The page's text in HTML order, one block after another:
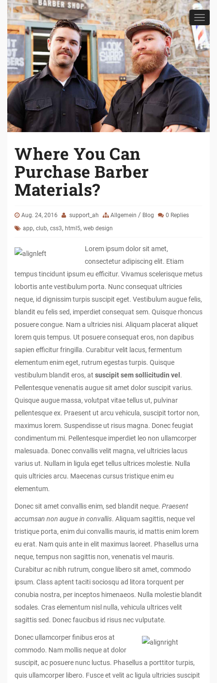
Where You Can
Purchase Barber
Materials?
Aug. 24, 2016 support_ah Allgemein / Blog
0 Replies
app, club, css3, html5, web design
Lorem ipsum dolor sit amet,
consectetur adipiscing elit. Etiam
tempus tincidunt ipsum eu efficitur. Vivamus scelerisque metus
lobortis ante vestibulum porta. Nunc consequat ultricies
neque, id dignissim turpis suscipit eget. Vestibulum augue felis,
blandit eu felis sed, imperdiet consequat sem. Quisque rhoncus
posuere congue. Nam a ultricies nisi. Aliquam placerat aliquet
lorem quis tempus. Ut posuere consequat eros, non dapibus
sapien efficitur fringilla. Curabitur velit lacus, fermentum
elementum enim eget, rutrum egestas turpis. Quisque
vestibulum blandit eros, at suscipit sem sollicitudin vel .
Pellentesque venenatis augue sit amet dolor suscipit varius.
Quisque augue massa, volutpat vitae tellus ut, pulvinar
pellentesque ex. Praesent ut arcu vehicula, suscipit tortor non,
maximus lorem. Suspendisse ut risus magna. Donec feugiat
condimentum mi. Pellentesque imperdiet leo non ullamcorper
malesuada. Donec convallis velit magna, vel ultricies lacus
varius ut. Nullam in ligula eget tellus ultrices molestie. Nulla
quis ultricies arcu. Maecenas cursus tristique enim eu
elementum.
Donec sit amet convallis enim, sed blandit neque. Praesent
accumsan non augue in convallis. Aliquam sagittis, neque vel
tristique porta, enim dui convallis mauris, id mattis enim lorem
eu erat. Nam quis ante in elit maximus laoreet. Phasellus urna
neque, tempus non sagittis non, venenatis vel mauris.
Curabitur ac nibh rutrum, congue libero sit amet, commodo
ipsum. Class aptent taciti sociosqu ad litora torquent per
conubia nostra, per inceptos himenaeos. Nulla molestie blandit
sodales. Cras elementum nisl nulla, vehicula ultrices velit
sagittis sed. Donec faucibus id risus nec vulputate.
Donec ullamcorper finibus eros at
commodo. Nam mollis neque at dolor
suscipit, ac posuere nunc luctus. Phasellus a porttitor turpis,
quis ullamcorper libero. Fusce et velit ac ligula ultricies suscipit